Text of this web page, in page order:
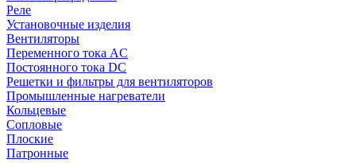
Реле
Установочные изделия
Вентиляторы
Переменного тока AC
Постоянного тока DC
Решетки и фильтры для вентиляторов
Промышленные нагреватели
Кольцевые
Сопловые
Плоские
Патронные